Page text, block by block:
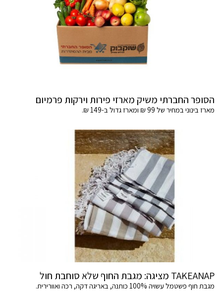
הסופר החברתי משיק מארזי פירות וירקות פרמיום
מארז בינוני במחיר של 99 ₪ ומארז גדול ב-149 ₪.
TAKEANAP מציגה: מגבת החוף שלא סוחבת חול
מגבת חוף פשטמל עשויה 100% כותנה, באריגה דקה, רכה ואוורירית.